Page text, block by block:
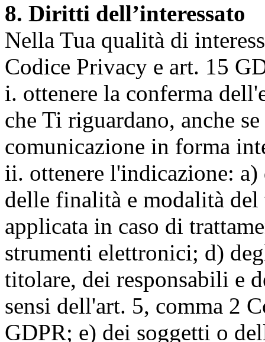
8. Diritti dell’interessato
Nella Tua qualità di
Codice Privacy e art. 15
i. ottenere la conferma
che Ti riguardano, anche
comunicazione in forma
ii. ottenere l'indicazione:
delle finalità e modalità
applicata in caso di
strumenti elettronici; d)
titolare, dei responsabili e
sensi dell'art. 5, comma 2
GDPR; e) dei soggetti o